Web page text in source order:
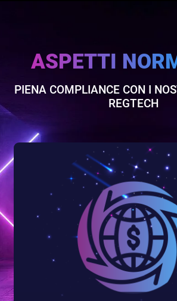
ASPETTI
PIENA COMPLIANCE CON I
REGTECH